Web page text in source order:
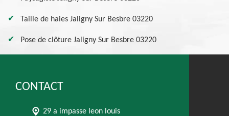
Taille de haies Jaligny Sur Besbre 03220
Pose de clôture Jaligny Sur Besbre 03220
CONTACT
29 a impasse leon louis